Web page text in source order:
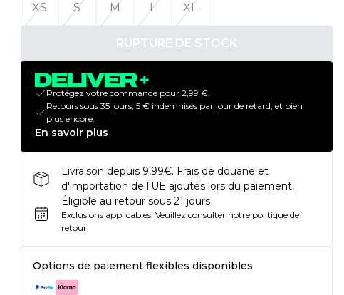
XS
S M L XL
RUPTURE DE STOCK
Protégez votre commande pour 2,99 €.
Retours sous 35 jours, 5 € indemnisés par jour de retard, et bien
plus encore.
En savoir plus
Livraison depuis 9,99€. Frais de douane et
d'importation de l'UE ajoutés lors du paiement.
Éligible au retour sous 21 jours
Exclusions applicables. Veuillez consulter notre politique de
retour
Options de paiement flexibles disponibles